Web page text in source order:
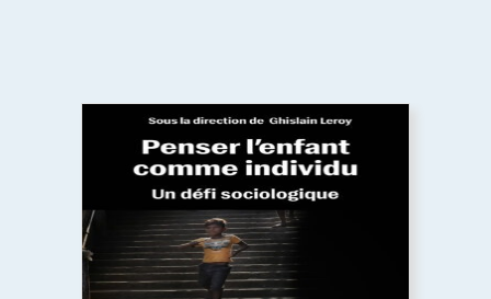
Penser l’enfant comme individu : un défi
sociologique
Pourquoi un ouvrage de sociologie mettant en
lien
« enfance(s) » et individualité ?